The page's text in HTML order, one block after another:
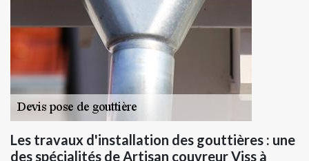
Les travaux d'installation des gouttières : une
des spécialités de Artisan couvreur Viss à